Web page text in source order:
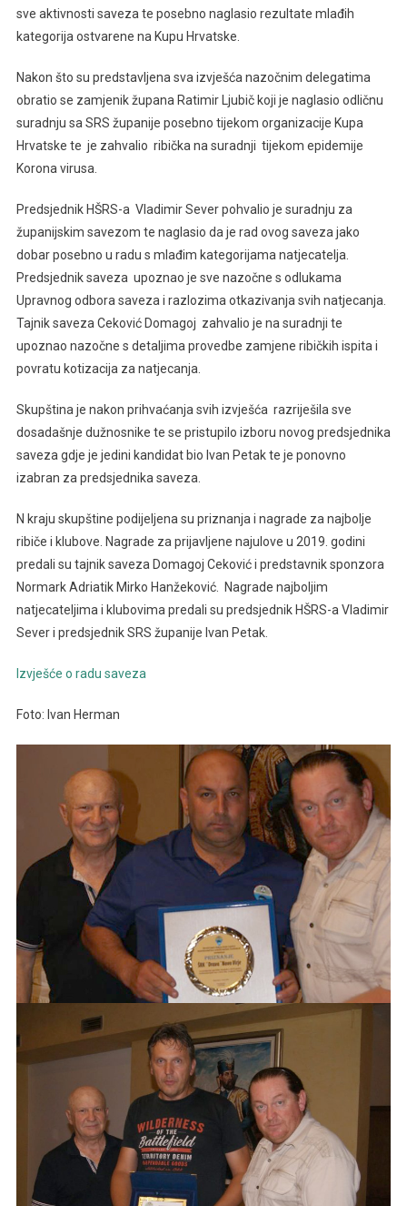
sve aktivnosti saveza te posebno naglasio rezultate mlađih
kategorija ostvarene na Kupu Hrvatske.
Nakon što su predstavljena sva izvješća nazočnim delegatima
obratio se zamjenik župana Ratimir Ljubič koji je naglasio odličnu
suradnju sa SRS županije posebno tijekom organizacije Kupa
Hrvatske te je zahvalio ribička na suradnji tijekom epidemije
Korona virusa.
Predsjednik HŠRS-a Vladimir Sever pohvalio je suradnju za
županijskim savezom te naglasio da je rad ovog saveza jako
dobar posebno u radu s mlađim kategorijama natjecatelja.
Predsjednik saveza upoznao je sve nazočne s odlukama
Upravnog odbora saveza i razlozima otkazivanja svih natjecanja.
Tajnik saveza Ceković Domagoj zahvalio je na suradnji te
upoznao nazočne s detaljima provedbe zamjene ribičkih ispita i
povratu kotizacija za natjecanja.
Skupština je nakon prihvaćanja svih izvješća razriješila sve
dosadašnje dužnosnike te se pristupilo izboru novog predsjednika
saveza gdje je jedini kandidat bio Ivan Petak te je ponovno
izabran za predsjednika saveza.
N kraju skupštine podijeljena su priznanja i nagrade za najbolje
ribiče i klubove. Nagrade za prijavljene najulove u 2019. godini
predali su tajnik saveza Domagoj Ceković i predstavnik sponzora
Normark Adriatik Mirko Hanžeković. Nagrade najboljim
natjecateljima i klubovima predali su predsjednik HŠRS-a Vladimir
Sever i predsjednik SRS županije Ivan Petak.
Izvješće o radu saveza
Foto: Ivan Herman